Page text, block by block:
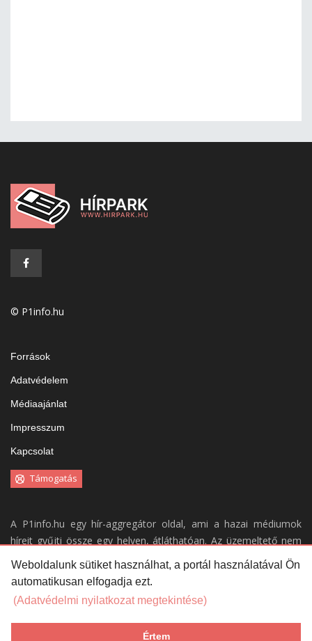
Weboldalunk sütiket használhat, a portál használatával Ön
automatikusan elfogadja ezt.
(Adatvédelmi nyilatkozat megtekintése)
Értem
© P1info.hu
Források
Adatvédelem
Médiaajánlat
Impresszum
Kapcsolat
Támogatás
A P1info.hu egy hír-aggregátor oldal, ami a hazai médiumok
híreit gyűjti össze egy helyen, átláthatóan. Az üzemeltető nem
vállal felelősséget a weboldal tartalmáért.
Portálunk kizárólag aforrásaink
azok tartalmáért, helyességéért nem vállal felelősséget. A